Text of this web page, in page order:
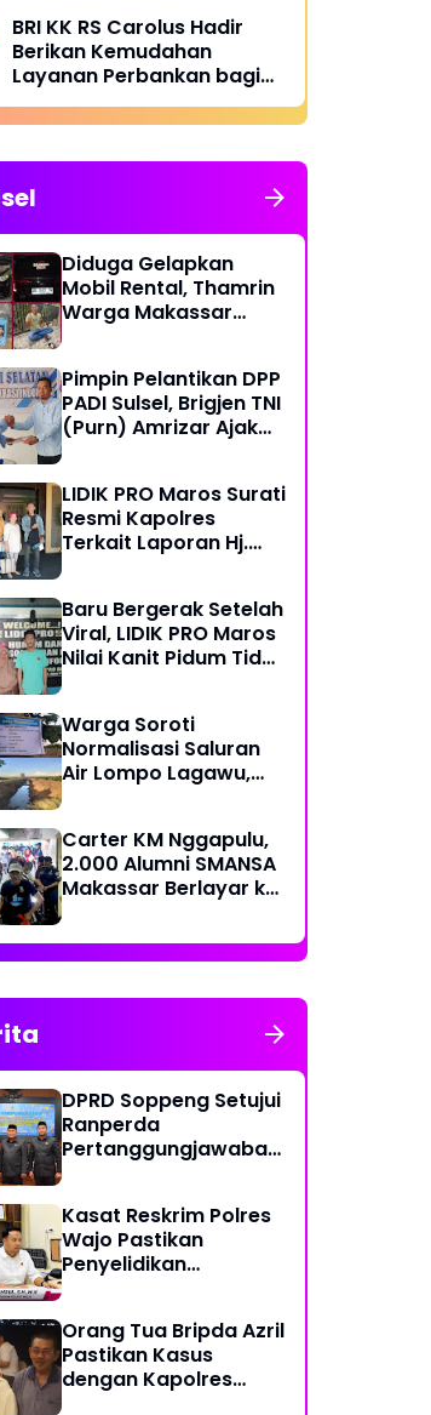
BRI KK RS Carolus Hadir
Berikan Kemudahan
Layanan Perbankan bagi
Civitas Rumah Sakit dan
Masyarakat
Diduga Gelapkan
Mobil Rental, Thamrin
Warga Makassar
Pimpin Pelantikan DPP
PADI Sulsel, Brigjen TNI
(Purn) Amrizar Ajak
Dengan Hati Bersih
LIDIK PRO Maros Surati
Resmi Kapolres
Terkait Laporan Hj.
Baru Bergerak Setelah
Viral, LIDIK PRO Maros
Nilai Kanit Pidum Tidak
Warga Soroti
Normalisasi Saluran
Air Lompo Lagawu,
Seimbang dengan
Hasil Pekerjaan
Carter KM Nggapulu,
2.000 Alumni SMANSA
Makassar Berlayar ke
Meriahkan Temu
Nasional IV di
DPRD Soppeng Setujui
Ranperda
Pertanggungjawaban
Kasat Reskrim Polres
Wajo Pastikan
Penyelidikan
Orang Tua Bripda Azril
Pastikan Kasus
dengan Kapolres